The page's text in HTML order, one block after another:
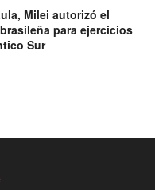
Milei autorizó el
para ejercicios
Sur